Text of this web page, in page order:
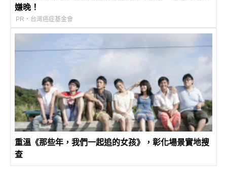
嫌晚！
PR・台灣癌症基金會
重溫《那些年，我們一起追的女孩》，彰化場景實地搜
查